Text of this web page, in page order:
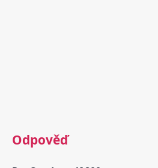
Odpověď